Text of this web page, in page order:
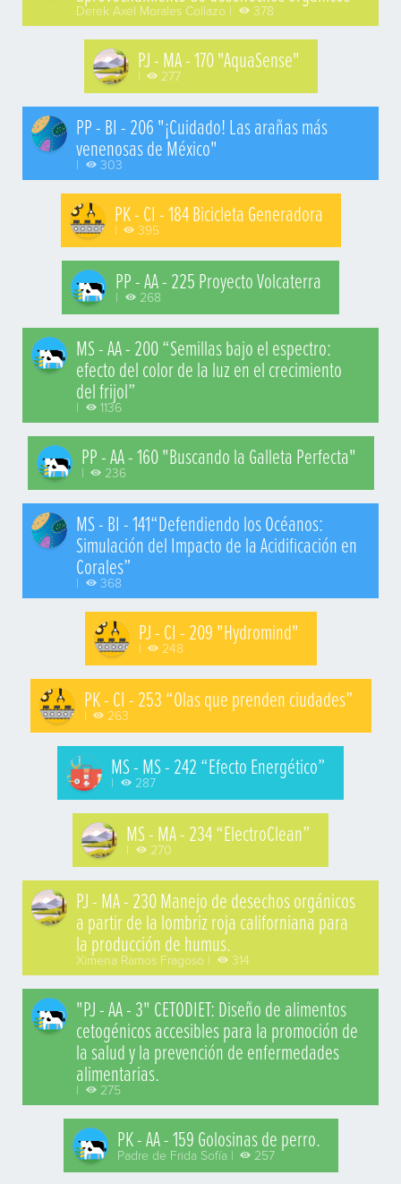
Derek Axel Morales Collazo | 378
PJ - MA - 170 "AquaSense"
| 277
PP - BI - 206 "¡Cuidado! Las arañas más
venenosas de México"
| 303
PK - CI - 184 Bicicleta Generadora
| 395
PP - AA - 225 Proyecto Volcaterra
| 268
MS - AA - 200 “Semillas bajo el espectro:
efecto del color de la luz en el crecimiento
del frijol”
| 1136
PP - AA - 160 "Buscando la Galleta Perfecta"
| 236
MS - BI - 141“Defendiendo los Océanos:
Simulación del Impacto de la Acidificación en
Corales”
| 368
PJ - CI - 209 "Hydromind"
| 248
PK - CI - 253 “Olas que prenden ciudades”
| 263
MS - MS - 242 “Efecto Energético”
| 287
MS - MA - 234 “ElectroClean”
| 270
PJ - MA - 230 Manejo de desechos orgánicos
a partir de la lombriz roja californiana para
la producción de humus.
Ximena Ramos Fragoso | 314
"PJ - AA - 3" CETODIET: Diseño de alimentos
cetogénicos accesibles para la promoción de
la salud y la prevención de enfermedades
alimentarias.
| 275
PK - AA - 159 Golosinas de perro.
Padre de Frida Sofía | 257